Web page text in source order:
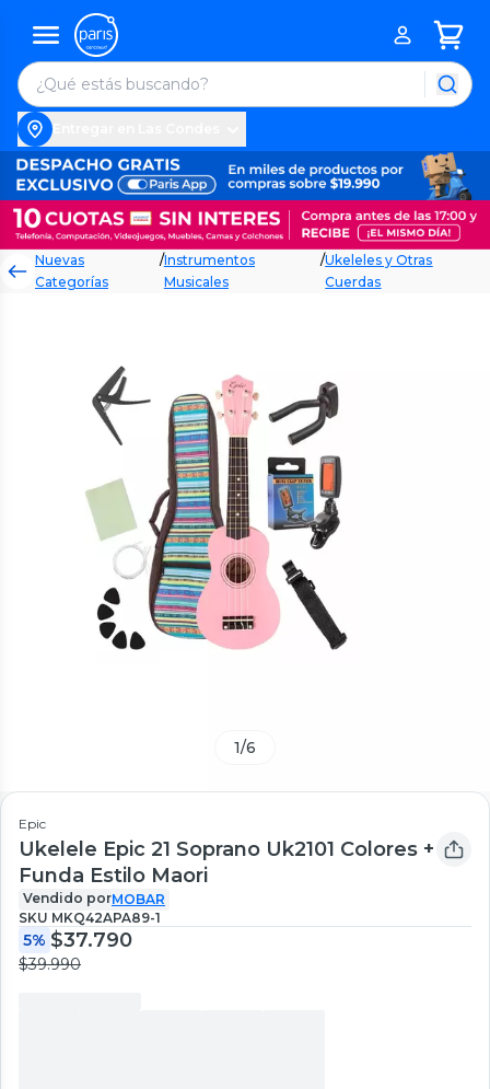
Nuevas
Categorías
/Instrumentos
Musicales
/Ukeleles y Otras
Cuerdas
1/6
Epic
Ukelele Epic 21 Soprano Uk2101 Colores +
Funda Estilo Maori
Vendido porMOBAR
SKU MKQ42APA89-1
5% $37.790
$39.990